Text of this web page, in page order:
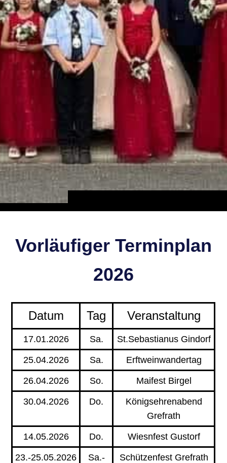
Vorläufiger Terminplan
2026
Datum Tag Veranstaltung
17.01.2026 Sa. St.Sebastianus Gindorf
25.04.2026 Sa. Erftweinwandertag
26.04.2026 So. Maifest Birgel
30.04.2026 Do.
Königsehrenabend
Grefrath
14.05.2026 Do. Wiesnfest Gustorf
23.-25.05.2026
Sa.-
Schützenfest Grefrath